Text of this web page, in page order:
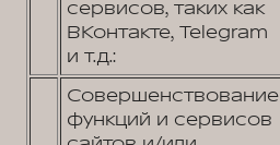
сервисов, таких как
ВКонтакте, Telegram
и т.д.:
Совершенствование
функций и сервисов